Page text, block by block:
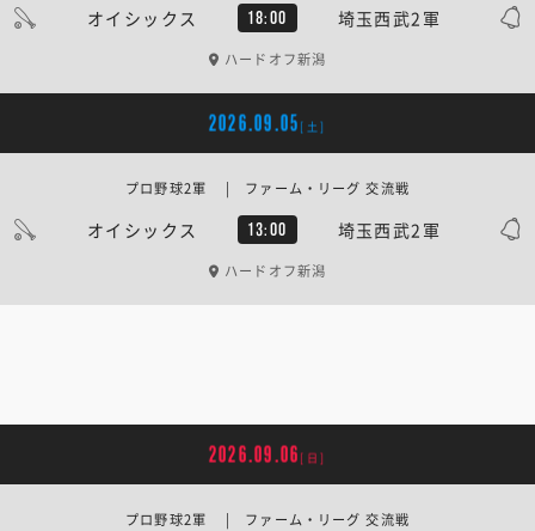
オイシックス 18:00 埼玉西武2軍
ハードオフ新潟
2026.09.05 [土]
オイシックス 13:00 埼玉西武2軍
プロ野球2軍 | ファーム・リーグ 交流戦
ハードオフ新潟
2026.09.06 [日]
プロ野球2軍 | ファーム・リーグ 交流戦